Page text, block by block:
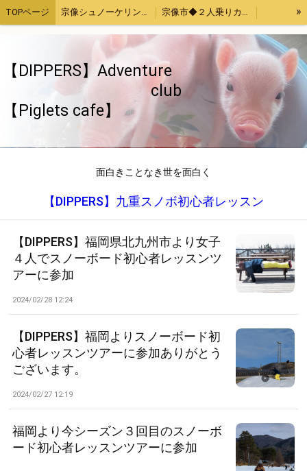
TOPページ 宗像シュノーケリング・カヤック体験 宗像市◆２人乗りカヤックレンタル
宗像魚突き・取ったどー！体験 宗像SUP（サップ）体験
宗像手ぶらでバーベキューセットレンタル４時間 福津市アジ釣り体験
福岡、熊本、大分出発。綺麗でいい波の宮崎へサーフトリップ
ストレス発散！上司の顔にお茶をぶっかける！あの爽快感を再び～again～
»
【DIPPERS】Adventure
club
【Piglets cafe】
面白きことなき世を面白く
【DIPPERS】九重スノボ初心者レッスン
【DIPPERS】福岡県北九州市より女子
４人でスノーボード初心者レッスンツ
アーに参加
2024/02/28 12:24
【DIPPERS】福岡よりスノーボード初
心者レッスンツアーに参加ありがとう
ございます。
2024/02/27 12:19
福岡より今シーズン３回目のスノーボ
ード初心者レッスンツアーに参加